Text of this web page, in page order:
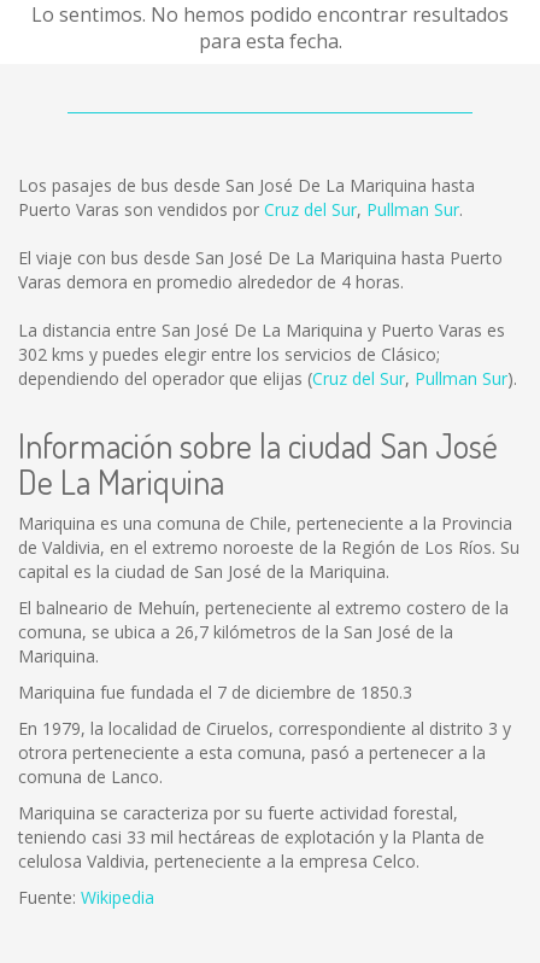
Lo sentimos. No hemos podido encontrar resultados
para esta fecha.
Los pasajes de bus desde San José De La Mariquina hasta
Puerto Varas son vendidos por Cruz del Sur, Pullman Sur.
El viaje con bus desde San José De La Mariquina hasta Puerto
Varas demora en promedio alrededor de 4 horas.
La distancia entre San José De La Mariquina y Puerto Varas es
302 kms y puedes elegir entre los servicios de Clásico;
dependiendo del operador que elijas (Cruz del Sur, Pullman Sur).
Información sobre la ciudad San José
De La Mariquina
Mariquina es una comuna de Chile, perteneciente a la Provincia
de Valdivia, en el extremo noroeste de la Región de Los Ríos. Su
capital es la ciudad de San José de la Mariquina.
El balneario de Mehuín, perteneciente al extremo costero de la
comuna, se ubica a 26,7 kilómetros de la San José de la
Mariquina.
Mariquina fue fundada el 7 de diciembre de 1850.3
En 1979, la localidad de Ciruelos, correspondiente al distrito 3 y
otrora perteneciente a esta comuna, pasó a pertenecer a la
comuna de Lanco.
Mariquina se caracteriza por su fuerte actividad forestal,
teniendo casi 33 mil hectáreas de explotación y la Planta de
celulosa Valdivia, perteneciente a la empresa Celco.
Fuente: Wikipedia